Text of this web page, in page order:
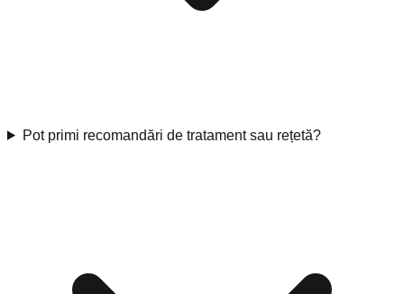
Pot primi recomandări de tratament sau rețetă?